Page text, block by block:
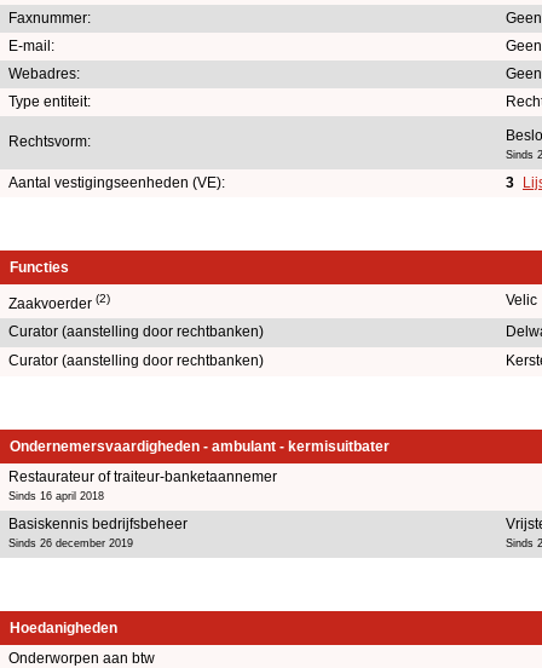
Faxnummer:
E-mail:
Webadres:
Type entiteit:
Rechtsvorm:
Sinds
Aantal vestigingseenheden (VE): 3
Functies
Zaakvoerder (2)
Curator (aanstelling door rechtbanken)
Curator (aanstelling door rechtbanken)
Ondernemersvaardigheden - ambulant - kermisuitbater
Restaurateur of traiteur-banketaannemer
Sinds 16 april 2018
Basiskennis bedrijfsbeheer
Sinds 26 december 2019 Sinds
Hoedanigheden
Onderworpen aan btw